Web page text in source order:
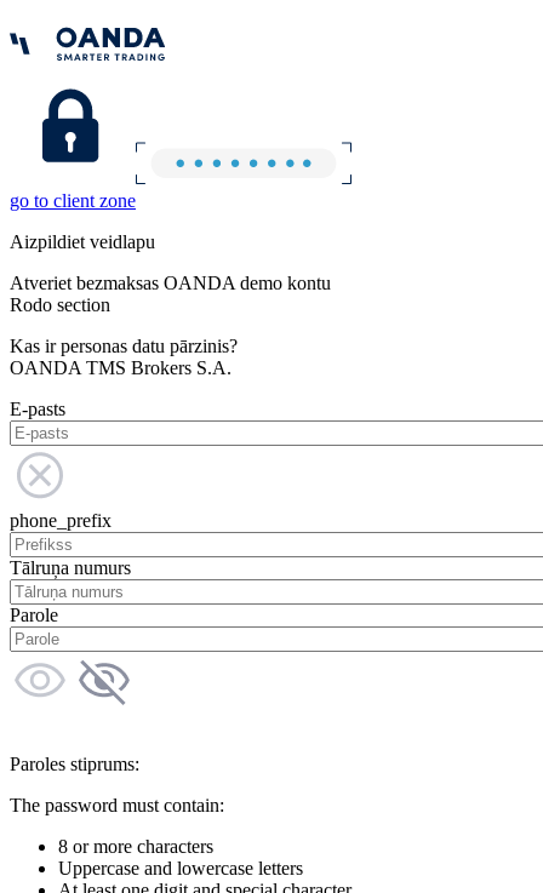
go to client zone
Aizpildiet veidlapu
Atveriet bezmaksas OANDA demo kontu
Rodo section
Kas ir personas datu pārzinis?
OANDA TMS Brokers S.A.
E-pasts
phone_prefix
Tālruņa numurs
Parole
Paroles stiprums:
The password must contain:
8 or more characters
Uppercase and lowercase letters